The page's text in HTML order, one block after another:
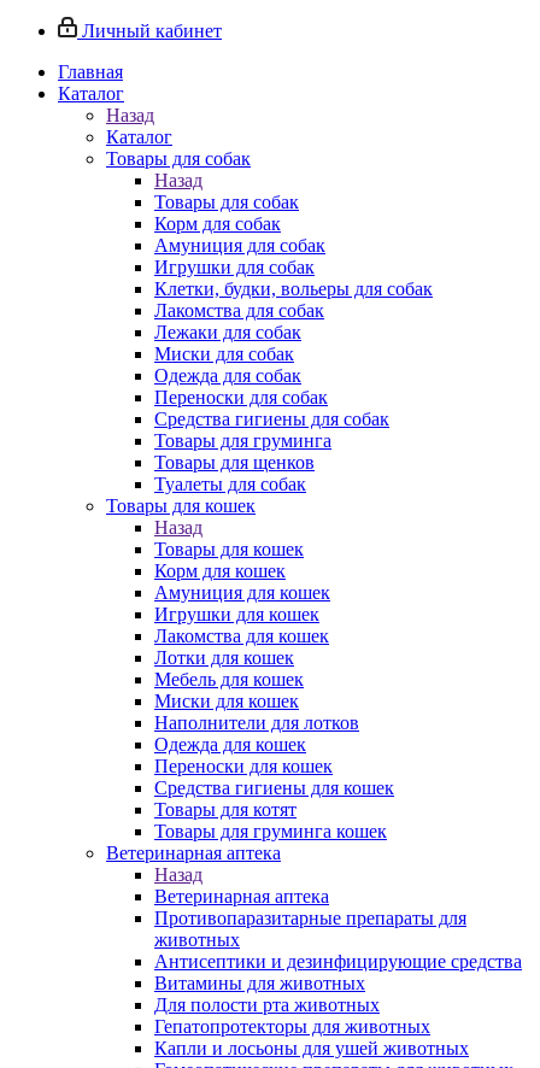
Личный кабинет
Главная
Каталог
Назад
Каталог
Товары для собак
Назад
Товары для собак
Корм для собак
Амуниция для собак
Игрушки для собак
Клетки, будки, вольеры для собак
Лакомства для собак
Лежаки для собак
Миски для собак
Одежда для собак
Переноски для собак
Средства гигиены для собак
Товары для груминга
Товары для щенков
Туалеты для собак
Товары для кошек
Назад
Товары для кошек
Корм для кошек
Амуниция для кошек
Игрушки для кошек
Лакомства для кошек
Лотки для кошек
Мебель для кошек
Миски для кошек
Наполнители для лотков
Одежда для кошек
Переноски для кошек
Средства гигиены для кошек
Товары для котят
Товары для груминга кошек
Ветеринарная аптека
Назад
Ветеринарная аптека
Противопаразитарные препараты для
животных
Антисептики и дезинфицирующие средства
Витамины для животных
Для полости рта животных
Гепатопротекторы для животных
Капли и лосьоны для ушей животных